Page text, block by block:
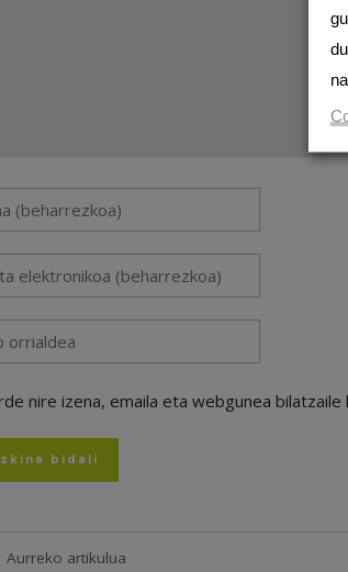
nire izena, emaila eta webgunea
Aurreko artikulua